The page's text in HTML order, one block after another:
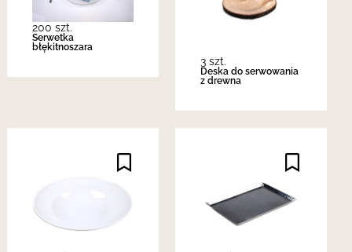
200 szt.
Serwetka
błękitnoszara
3 szt.
Deska do serwowania
z drewna